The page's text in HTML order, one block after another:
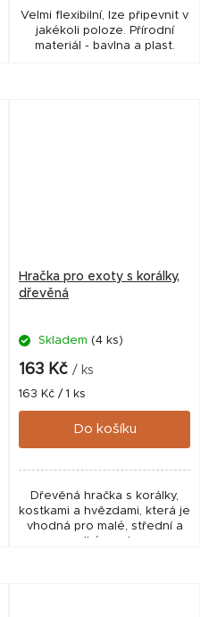
Velmi flexibilní, lze připevnit v
jakékoli poloze. Přírodní
materiál - bavlna a plast.
Hračka pro exoty s korálky,
dřevěná
Skladem (4 ks)
163 Kč / ks
Měrná
cena:
163 Kč / 1 ks
Do košíku
Dřevěná hračka s korálky,
kostkami a hvězdami, která je
vhodná pro malé, střední a
velké exoty.